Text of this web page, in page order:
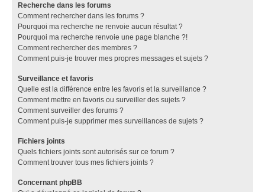
Recherche dans les forums
Comment rechercher dans les forums ?
Pourquoi ma recherche ne renvoie aucun résultat ?
Pourquoi ma recherche renvoie une page blanche ?!
Comment rechercher des membres ?
Comment puis-je trouver mes propres messages et sujets ?
Surveillance et favoris
Quelle est la différence entre les favoris et la surveillance ?
Comment mettre en favoris ou surveiller des sujets ?
Comment surveiller des forums ?
Comment puis-je supprimer mes surveillances de sujets ?
Fichiers joints
Quels fichiers joints sont autorisés sur ce forum ?
Comment trouver tous mes fichiers joints ?
Concernant phpBB